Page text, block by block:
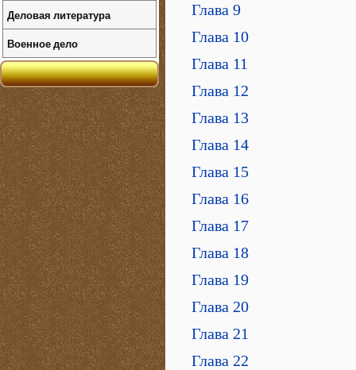
Глава 9
Глава 10
Глава 11
Глава 12
Глава 13
Глава 14
Глава 15
Глава 16
Глава 17
Глава 18
Глава 19
Глава 20
Глава 21
Глава 22
Деловая литература
Военное дело